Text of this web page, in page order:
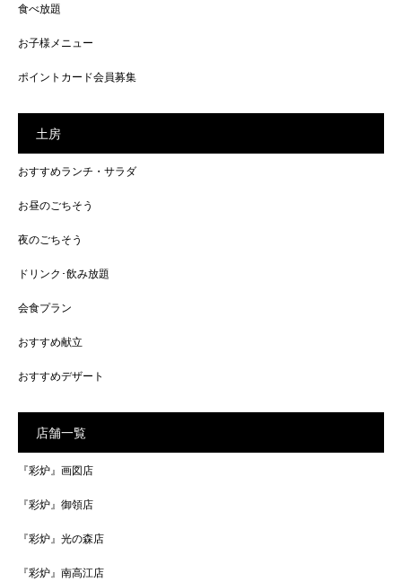
食べ放題
お子様メニュー
ポイントカード会員募集
土房
おすすめランチ・サラダ
お昼のごちそう
夜のごちそう
ドリンク･飲み放題
会食プラン
おすすめ献立
おすすめデザート
店舗一覧
『彩炉』画図店
『彩炉』御領店
『彩炉』光の森店
『彩炉』南高江店